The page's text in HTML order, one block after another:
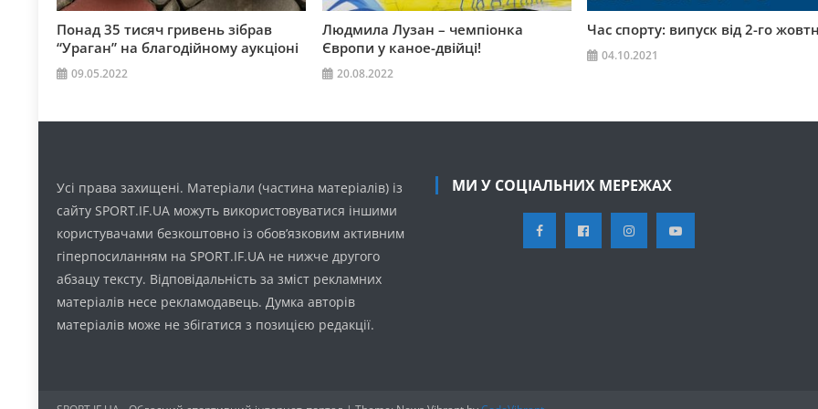
Понад 35 тисяч гривень зібрав
“Ураган” на благодійному аукціоні
09.05.2022
Людмила Лузан – чемпіонка
Європи у каное-двійці!
20.08.2022
Час спорту: випуск від 2-го
04.10.2021
Усі права захищені. Матеріали (частина матеріалів) із
сайту SPORT.IF.UA можуть використовуватися іншими
користувачами безкоштовно із обов’язковим активним
гіперпосиланням на SPORT.IF.UA не нижче другого
абзацу тексту. Відповідальність за зміст рекламних
матеріалів несе рекламодавець. Думка авторів
матеріалів може не збігатися з позицією редакції.
МИ У СОЦІАЛЬНИХ МЕРЕЖАХ